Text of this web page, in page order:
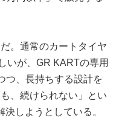
。通常のカートタイヤ
いが、GR KARTの専用
つ、長持ちする設計を
、続けられない」とい
しようとしている。